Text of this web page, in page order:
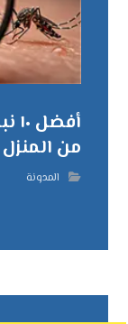
من
المدونة